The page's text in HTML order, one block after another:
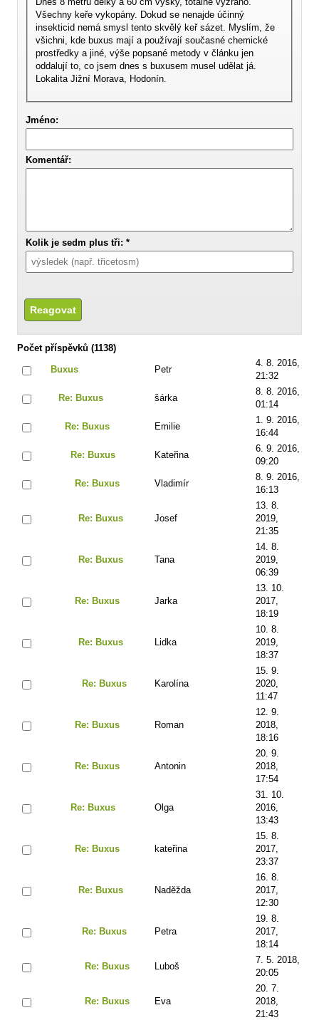
Všechny keře vykopány. Dokud se nenajde účinný
insekticid nemá smysl tento skvělý keř sázet. Myslím, že
všichni, kde buxus mají a používají současné chemické
prostředky a jiné, výše popsané metody v článku jen
oddalují to, co jsem dnes s buxusem musel udělat já.
Lokalita Jižní Morava, Hodonín.
Jméno:
Komentář:
Kolik je sedm plus tři: *
Počet příspěvků (1138)
Buxus
Petr
4. 8. 2016,
21:32
Re: Buxus šárka
8. 8. 2016,
01:14
Re: Buxus Emilie
1. 9. 2016,
16:44
Re: Buxus Kateřina
6. 9. 2016,
09:20
Re: Buxus Vladimír
8. 9. 2016,
16:13
Re: Buxus Josef
13. 8.
2019,
21:35
Re: Buxus Tana
14. 8.
2019,
06:39
Re: Buxus Jarka
13. 10.
2017,
18:19
Re: Buxus Lidka
10. 8.
2019,
18:37
Re: Buxus Karolína
15. 9.
2020,
11:47
Re: Buxus Roman
12. 9.
2018,
18:16
Re: Buxus Antonin
20. 9.
2018,
17:54
Re: Buxus Olga
31. 10.
2016,
13:43
Re: Buxus kateřina
15. 8.
2017,
23:37
Re: Buxus Naděžda
16. 8.
2017,
12:30
Re: Buxus Petra
19. 8.
2017,
18:14
Re: Buxus Luboš
7. 5. 2018,
20:05
Re: Buxus Eva
20. 7.
2018,
21:43